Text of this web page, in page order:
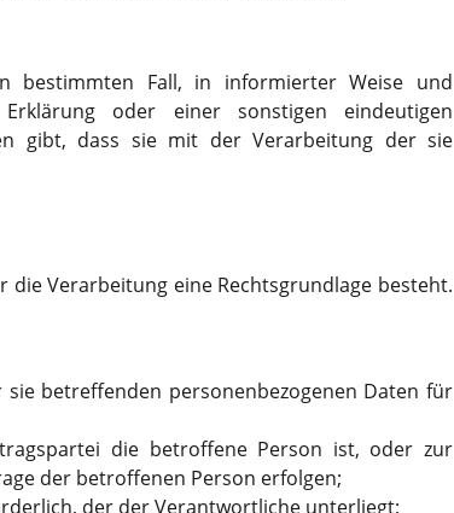
bestimmten Fall, in informierter Weise und
oder einer sonstigen eindeutigen
gibt, dass sie mit der Verarbeitung der sie
Verarbeitung eine Rechtsgrundlage besteht.
betreffenden personenbezogenen Daten für
die betroffene Person ist, oder zur
der betroffenen Person erfolgen;
der der Verantwortliche unterliegt;